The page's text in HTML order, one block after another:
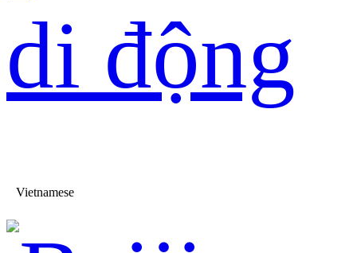
di động
Vietnamese